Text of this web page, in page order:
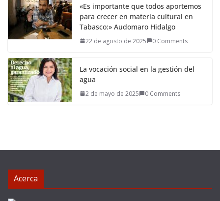
«Es importante que todos aportemos
para crecer en materia cultural en
Tabasco:» Audomaro Hidalgo
22 de agosto de 2025 0 Comments
La vocación social en la gestión del
agua
2 de mayo de 2025 0 Comments
Acerca